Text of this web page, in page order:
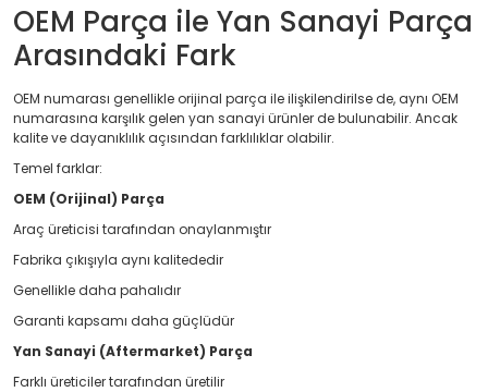
OEM Parça ile Yan Sanayi Parça
Arasındaki Fark
OEM numarası genellikle orijinal parça ile ilişkilendirilse de, aynı OEM
numarasına karşılık gelen yan sanayi ürünler de bulunabilir. Ancak
kalite ve dayanıklılık açısından farklılıklar olabilir.
Temel farklar:
OEM (Orijinal) Parça
Araç üreticisi tarafından onaylanmıştır
Fabrika çıkışıyla aynı kalitededir
Genellikle daha pahalıdır
Garanti kapsamı daha güçlüdür
Yan Sanayi (Aftermarket) Parça
Farklı üreticiler tarafından üretilir